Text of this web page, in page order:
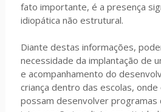
fato importante, é a presença
idiopática não estrutural.
Diante destas informações,
necessidade da implantação de
e acompanhamento do
criança dentro das escolas,
possam desenvolver programas